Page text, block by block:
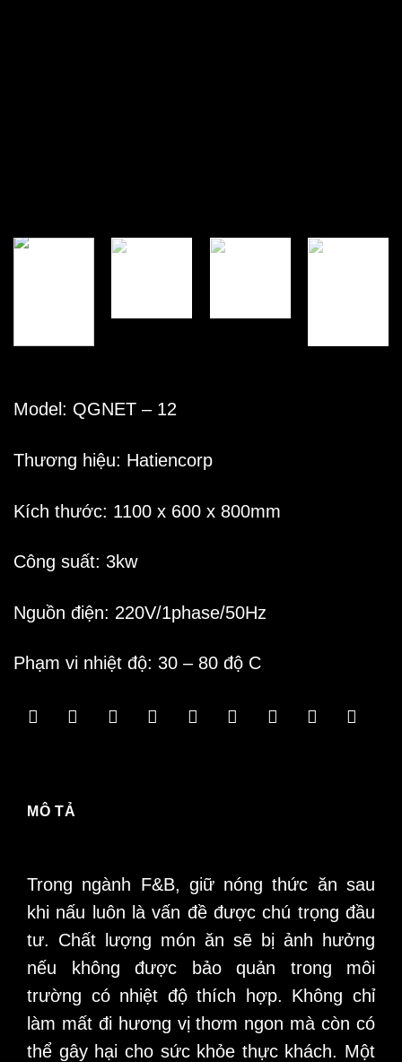
Model: QGNET – 12
Thương hiệu: Hatiencorp
Kích thước: 1100 x 600 x 800mm
Công suất: 3kw
Nguồn điện: 220V/1phase/50Hz
Phạm vi nhiệt độ: 30 – 80 độ C
MÔ TẢ
Trong ngành F&B, giữ nóng thức ăn sau
khi nấu luôn là vấn đề được chú trọng đầu
tư. Chất lượng món ăn sẽ bị ảnh hưởng
nếu không được bảo quản trong môi
trường có nhiệt độ thích hợp. Không chỉ
làm mất đi hương vị thơm ngon mà còn có
thể gây hại cho sức khỏe thực khách. Một